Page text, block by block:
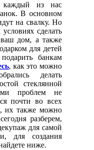
каждый из нас
В основном
на свалку. Но
сделать
дом, а также
для детей
банкам
, как это можно
делать
стеклянной
проблем не
почти во всех
их также можно
разберем,
для самой
для создания
ниже.